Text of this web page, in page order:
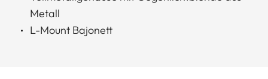
Metall
L-Mount Bajonett